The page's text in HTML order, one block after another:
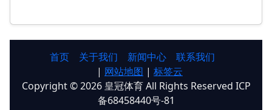
首页 关于我们 新闻中心
联系我们
| 网站地图 | 标签云
Copyright © 2026 皇冠体育 All Rights Reserved ICP
备68458440号-81